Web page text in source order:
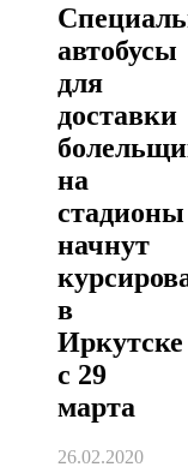
автобусы
для
доставки
на
стадионы
начнут
в
Иркутске
с 29
марта
26.02.2020